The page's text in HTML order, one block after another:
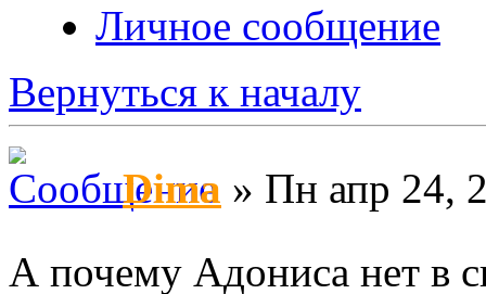
Личное сообщение
Вернуться к началу
Dima » Пн апр 24,
А почему Адониса нет в